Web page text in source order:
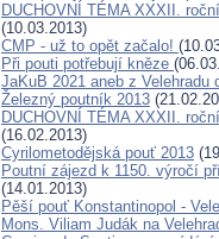
DUCHOVNÍ TÉMA XXXII.
(10.03.2013)
CMP - už to opět začalo!
Při pouti potřebují kněze
JaKuB 2021 aneb z Velehradu
Železný poutník 2013
DUCHOVNÍ TÉMA XXXII.
(16.02.2013)
Cyrilometodějská pouť 2013
Poutní zájezd k 1150. výročí
(14.01.2013)
Pěší pouť Konstantinopol -
Mons. Viliam Judák na